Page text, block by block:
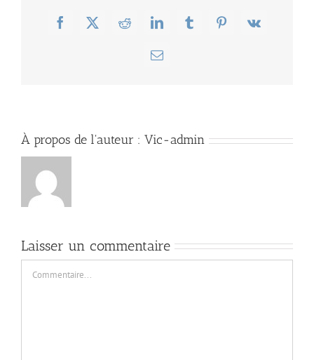
Facebook
X RedditLinkedInTumblrPinterest
Vk
Email
À propos de l'auteur : Vic-admin
Laisser un commentaire